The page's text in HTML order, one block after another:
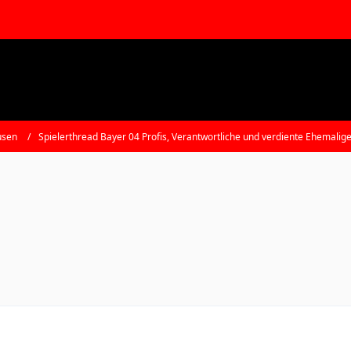
Spielerthread Bayer 04 Profis, Verantwortliche und verdiente Ehemalige